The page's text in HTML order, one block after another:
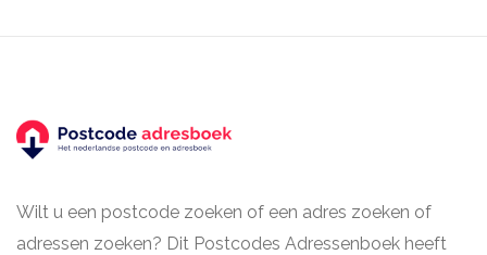
Wilt u een postcode zoeken of een adres zoeken of
adressen zoeken? Dit Postcodes Adressenboek heeft